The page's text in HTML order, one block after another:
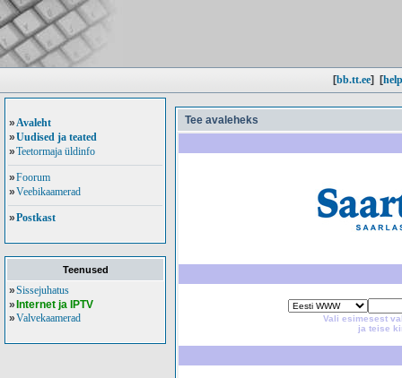
[bb.tt.ee] [
»Avaleht
»Uudised ja teated
»Teetormaja üldinfo
»Foorum
»Veebikaamerad
»Postkast
Teenused
»Sissejuhatus
» Internet ja IPTV
»Valvekaamerad
Tee avaleheks
Vali esimesest
ja teise